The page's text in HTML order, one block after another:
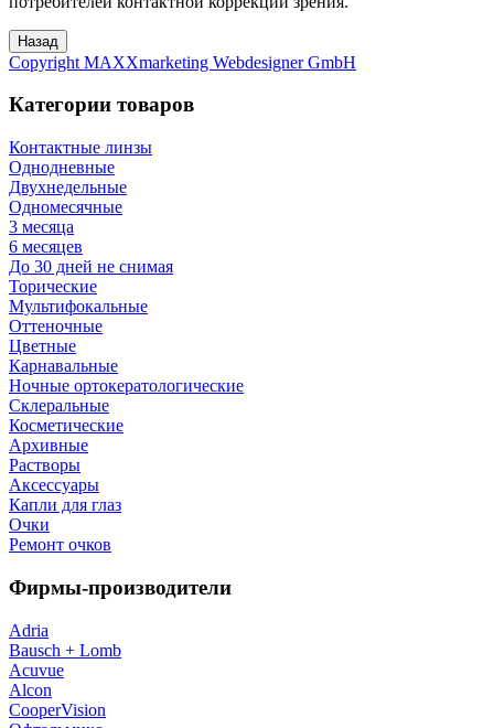
Copyright MAXXmarketing Webdesigner GmbH
Категории товаров
Контактные линзы
Однодневные
Двухнедельные
Одномесячные
3 месяца
6 месяцев
До 30 дней не снимая
Торические
Мультифокальные
Оттеночные
Цветные
Карнавальные
Ночные ортокератологические
Склеральные
Косметические
Архивные
Растворы
Аксессуары
Капли для глаз
Очки
Ремонт очков
Фирмы-производители
Adria
Bausch + Lomb
Acuvue
Alcon
CooperVision